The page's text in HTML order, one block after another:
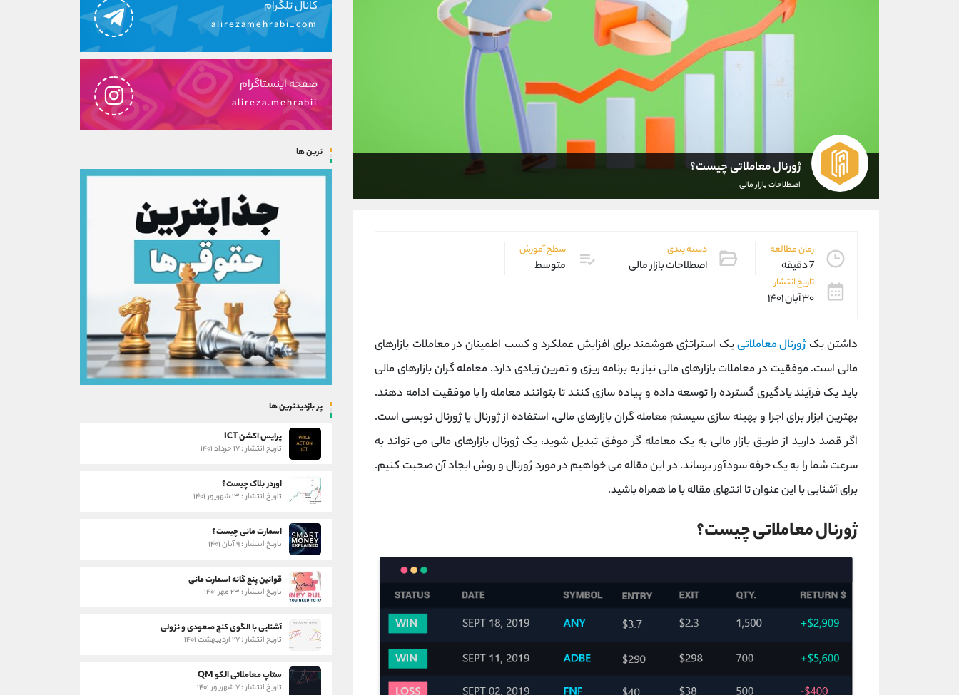
ژورنال معاملاتی چیست؟
اصطلاحات بازار مالی
زمان مطالعه
7 دقیقه
دسته بندی
اصطلاحات بازار مالی
سطح آموزش
متوسط
تاریخ انتشار
۳۰ آبان ۱۴۰۱
داشتن یکژورنال معاملاتییک استراتژی هوشمند برای افزایش عملکرد و کسب اطمینان در معاملات بازارهای
مالی است. موفقیت در معاملات بازارهای مالی نیاز به برنامه ریزی و تمرین زیادی دارد. معامله گران بازارهای مالی
باید یک فرآیند یادگیری گسترده را توسعه داده و پیاده سازی کنند تا بتوانند معامله را با موفقیت ادامه دهند.
بهترین ابزار برای اجرا و بهینه سازی سیستم معامله گران بازارهای مالی، استفاده از ژورنال یا ژورنال نویسی است.
اگر قصد دارید از طریق بازار مالی به یک معامله گر موفق تبدیل شوید، یک ژورنال بازارهای مالی می تواند به
سرعت شما را به یک حرفه سودآور برساند. در این مقاله می خواهیم در مورد ژورنال و روش ایجاد آن صحبت کنیم.
برای آشنایی با این عنوان تا انتهای مقاله با ما همراه باشید.
ژورنال معاملاتی چیست؟
کانال تلگرام
alirezamehrabi_com
صفحه اینستاگرام
alireza.mehrabii
ترین ها
پر بازدیدترین ها
پرایس اکشن ICT
تاریخ انتشار : ۱۷ خرداد ۱۴۰۱
اوردر بلاک چیست؟
تاریخ انتشار : ۱۳ شهریور ۱۴۰۱
اسمارت مانی چیست؟
تاریخ انتشار : ۹ آبان ۱۴۰۱
قوانین پنج گانه اسمارت مانی
تاریخ انتشار : ۲۳ مهر ۱۴۰۱
آشنایی با الگوی کنج صعودی و نزولی
تاریخ انتشار : ۲۷ اردیبهشت ۱۴۰۱
ستاپ معاملاتی الگو QM
تاریخ انتشار : ۷ شهریور ۱۴۰۱